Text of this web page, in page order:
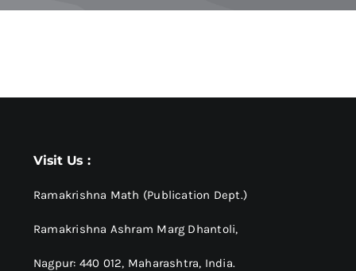
श्रीरामकृष्ण
स्वामी विवेकानन्द
Visit Us :
Ramakrishna Math (Publication Dept.)
Ramakrishna Ashram Marg Dhantoli,
Nagpur: 440 012, Maharashtra, India.